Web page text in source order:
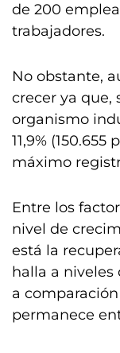
de 200
trabajadores.
No obstante,
crecer ya
organismo
11,9%
máximo
Entre los
nivel de
está la
halla a niveles
a
permanece